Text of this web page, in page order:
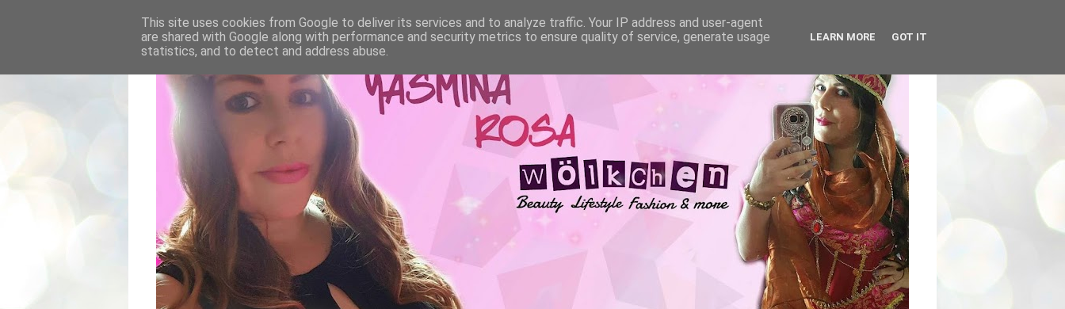
This site uses cookies from Google to deliver its services and to analyze traffic. Your IP address and user-agent
are shared with Google along with performance and security metrics to ensure quality of service, generate usage
statistics, and to detect and address abuse.
LEARN MORE GOT IT